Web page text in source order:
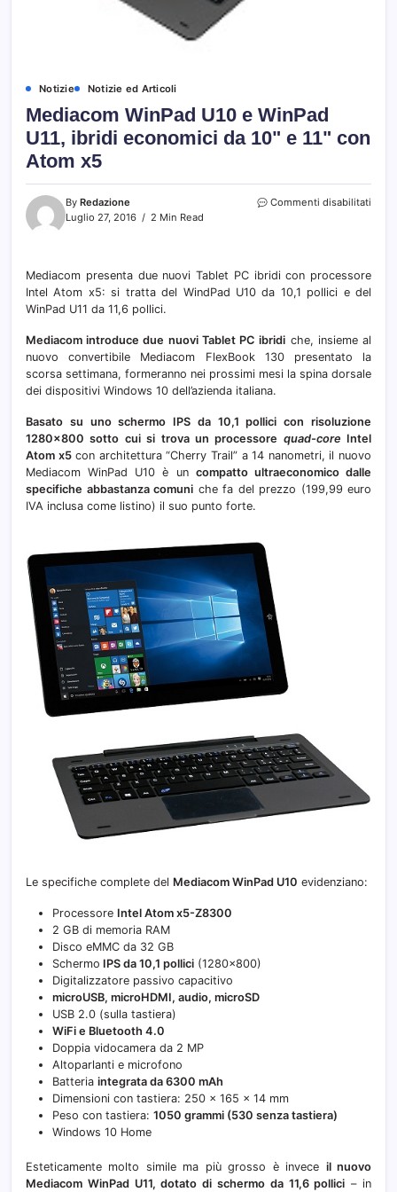
Notizie Notizie ed Articoli
Mediacom WinPad U10 e WinPad
U11, ibridi economici da 10" e 11" con
Atom x5
By Redazione
Luglio 27, 2016
2 Min Read
Commenti disabilitati
Mediacom presenta due nuovi Tablet PC ibridi con processore
Intel Atom x5: si tratta del WindPad U10 da 10,1 pollici e del
WinPad U11 da 11,6 pollici.
Mediacom introduce due nuovi Tablet PC ibridi che, insieme al
nuovo convertibile Mediacom FlexBook 130 presentato la
scorsa settimana, formeranno nei prossimi mesi la spina dorsale
dei dispositivi Windows 10 dell’azienda italiana.
Basato su uno schermo IPS da 10,1 pollici con risoluzione
1280×800 sotto cui si trova un processore quad-core Intel
Atom x5con architettura “Cherry Trail” a 14 nanometri, il nuovo
Mediacom WinPad U10 è un compatto ultraeconomico dalle
specifiche abbastanza comuni che fa del prezzo (199,99 euro
IVA inclusa come listino) il suo punto forte.
Le specifiche complete del Mediacom WinPad U10 evidenziano:
Processore Intel Atom x5-Z8300
2 GB di memoria RAM
Disco eMMC da 32 GB
Schermo IPS da 10,1 pollici (1280×800)
Digitalizzatore passivo capacitivo
microUSB, microHDMI, audio, microSD
USB 2.0 (sulla tastiera)
WiFi e Bluetooth 4.0
Doppia vidocamera da 2 MP
Altoparlanti e microfono
Batteria integrata da 6300 mAh
Dimensioni con tastiera: 250 x 165 x 14 mm
Peso con tastiera: 1050 grammi (530 senza tastiera)
Windows 10 Home
Esteticamente molto simile ma più grosso è invece il nuovo
Mediacom WinPad U11, dotato di schermo da 11,6 pollici – in